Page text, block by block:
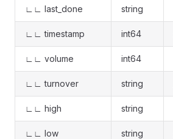
∟∟ last_done string
∟∟ timestamp int64
∟∟ volume int64
∟∟ turnover string
∟∟ high string
∟∟ low string